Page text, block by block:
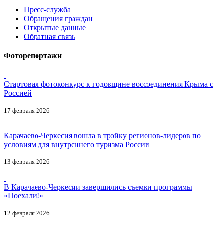
Пресс-служба
Обращения граждан
Открытые данные
Обратная связь
Фоторепортажи
Стартовал фотоконкурс к годовщине воссоединения Крыма с
Россией
17 февраля 2026
Карачаево-Черкесия вошла в тройку регионов-лидеров по
условиям для внутреннего туризма России
13 февраля 2026
В Карачаево-Черкесии завершились съемки программы
«Поехали!»
12 февраля 2026